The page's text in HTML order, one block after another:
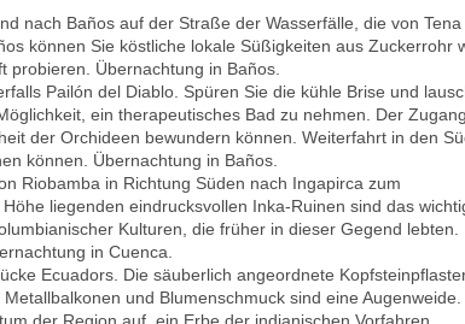
nach Baños auf der Straße der Wasserfälle, die von Tena
können Sie köstliche lokale Süßigkeiten aus Zuckerrohr
probieren. Übernachtung in Baños.
Pailón del Diablo. Spüren Sie die kühle Brise und
ein therapeutisches Bad zu nehmen. Der Zugang
der Orchideen bewundern können. Weiterfahrt in den
können. Übernachtung in Baños.
Riobamba in Richtung Süden nach Ingapirca zum
liegenden eindrucksvollen Inka-Ruinen sind das
Kulturen, die früher in dieser Gegend lebten.
in Cuenca.
Ecuadors. Die säuberlich angeordnete
und Blumenschmuck sind eine Augenweide.